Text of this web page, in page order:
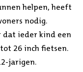
helpen, heeft
nodig.
dat ieder kind een
26 inch fietsen.
jarigen.